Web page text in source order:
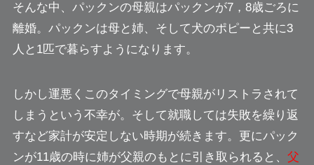
そんな中、パックンの母親はパックンが7，8歳ごろに
離婚。パックンは母と姉、そして犬のポピーと共に3
人と1匹で暮らすようになります。
しかし運悪くこのタイミングで母親がリストラされて
しまうという不幸が。そして就職しては失敗を繰り返
すなど家計が安定しない時期が続きます。更にパック
ンが11歳の時に姉が父親のもとに引き取られると、 父